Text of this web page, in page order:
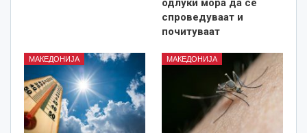
одлуки мора да се
спроведуваат и
почитуваат
МАКЕДОНИЈА МАКЕДОНИЈА